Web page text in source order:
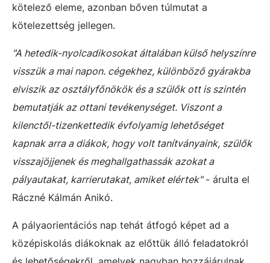
kötelező eleme, azonban bőven túlmutat a
kötelezettség jellegen.
"A hetedik-nyolcadikosokat általában külső helyszínre
visszük a mai napon. cégekhez, különböző gyárakba
elviszik az osztályfőnökök és a szülők ott is szintén
bemutatják az ottani tevékenységet. Viszont a
kilenctől-tizenkettedik évfolyamig lehetőséget
kapnak arra a diákok, hogy volt tanítványaink, szülők
visszajöjjenek és meghallgathassák azokat a
pályautakat, karrierutakat, amiket elértek"- árulta el
Ráczné Kálmán Anikó.
A pályaorientációs nap tehát átfogó képet ad a
középiskolás diákoknak az előttük álló feladatokról